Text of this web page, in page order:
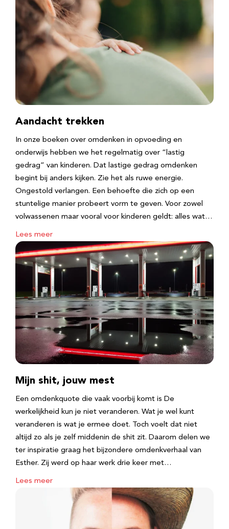
Aandacht trekken
In onze boeken over omdenken in opvoeding en
onderwijs hebben we het regelmatig over “lastig
gedrag” van kinderen. Dat lastige gedrag omdenken
begint bij anders kijken. Zie het als ruwe energie.
Ongestold verlangen. Een behoefte die zich op een
stuntelige manier probeert vorm te geven. Voor zowel
volwassenen maar vooral voor kinderen geldt: alles wat…
Lees meer
Mijn shit, jouw mest
Een omdenkquote die vaak voorbij komt is De
werkelijkheid kun je niet veranderen. Wat je wel kunt
veranderen is wat je ermee doet. Toch voelt dat niet
altijd zo als je zelf middenin de shit zit. Daarom delen we
ter inspiratie graag het bijzondere omdenkverhaal van
Esther. Zij werd op haar werk drie keer met…
Lees meer